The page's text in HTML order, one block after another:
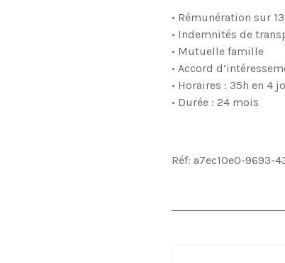
• Rémunération sur
• Indemnités de
• Mutuelle famille
• Accord
• Horaires : 35h en 4
• Durée : 24 mois
Réf: a7ec10e0-9693-